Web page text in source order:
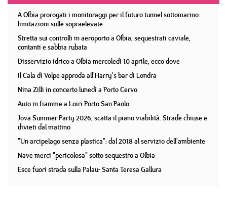
A Olbia prorogati i monitoraggi per il futuro tunnel sottomarino:
limitazioni sulle sopraelevate
Stretta sui controlli in aeroporto a Olbia, sequestrati caviale,
contanti e sabbia rubata
Disservizio idrico a Olbia mercoledì 10 aprile, ecco dove
Il Cala di Volpe approda all'Harry's bar di Londra
Nina Zilli in concerto lunedì a Porto Cervo
Auto in fiamme a Loiri Porto San Paolo
Jova Summer Party 2026, scatta il piano viabilità. Strade chiuse e
divieti dal mattino
"Un arcipelago senza plastica": dal 2018 al servizio dell'ambiente
Nave merci "pericolosa" sotto sequestro a Olbia
Esce fuori strada sulla Palau- Santa Teresa Gallura